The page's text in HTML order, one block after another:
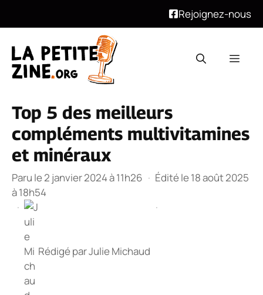
Rejoignez-nous
contenu
Top 5 des meilleurs
compléments multivitamines
et minéraux
Paru le 2 janvier 2024 à 11h26 · Édité le 18 août 2025
à 18h54
·
Rédigé parJulie Michaud
·